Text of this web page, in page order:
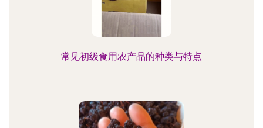
常见初级食用农产品的种类与特点